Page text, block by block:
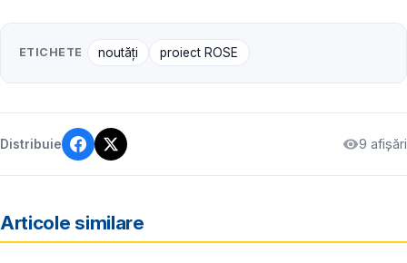
ETICHETE noutăți proiect ROSE
Distribuie 9 afișări
Articole similare